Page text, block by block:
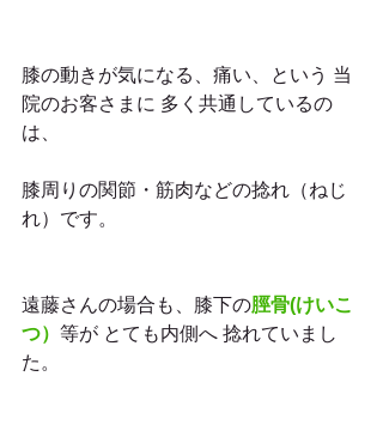
膝の動きが気になる、痛い、という 当
院のお客さまに 多く共通しているの
は、
膝周りの関節・筋肉などの捻れ（ねじ
れ）です。
遠藤さんの場合も、膝下の脛骨(けいこ
つ） 等が とても内側へ 捻れていまし
た。